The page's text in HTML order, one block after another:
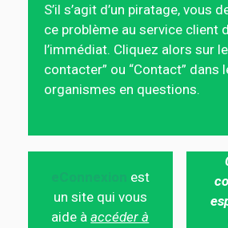
S’il s’agit d’un piratage, vous
ce problème au service client
l’immédiat. Cliquez alors sur
contacter” ou “Contact” dans
organismes en questions.
est
un site qui vous
aide àaccéder à